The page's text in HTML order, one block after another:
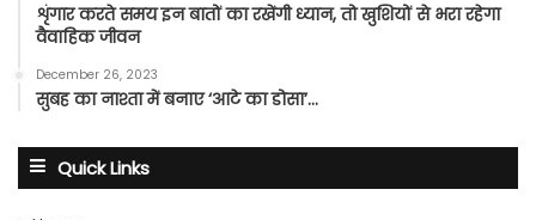
शृंगार करते समय इन बातों का रखेंगी ध्यान, तो खुशियों से भरा रहेगा
वैवाहिक जीवन
December 26, 2023
सुबह का नाश्ता में बनाए ‘आटे का डोसा’…
Quick Links